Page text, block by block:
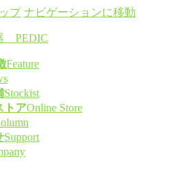
プ ナビゲーションに移動
Feature
Stockist
トアOnline Store
Support